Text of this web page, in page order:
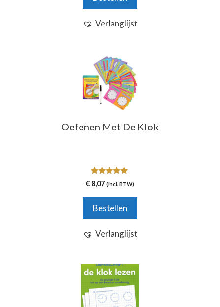
Verlanglijst
Oefenen Met De Klok
5.00
van 5
€ 8,07 (incl. BTW)
Bestellen
Verlanglijst